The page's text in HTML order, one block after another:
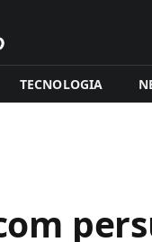
TECNOLOGIA